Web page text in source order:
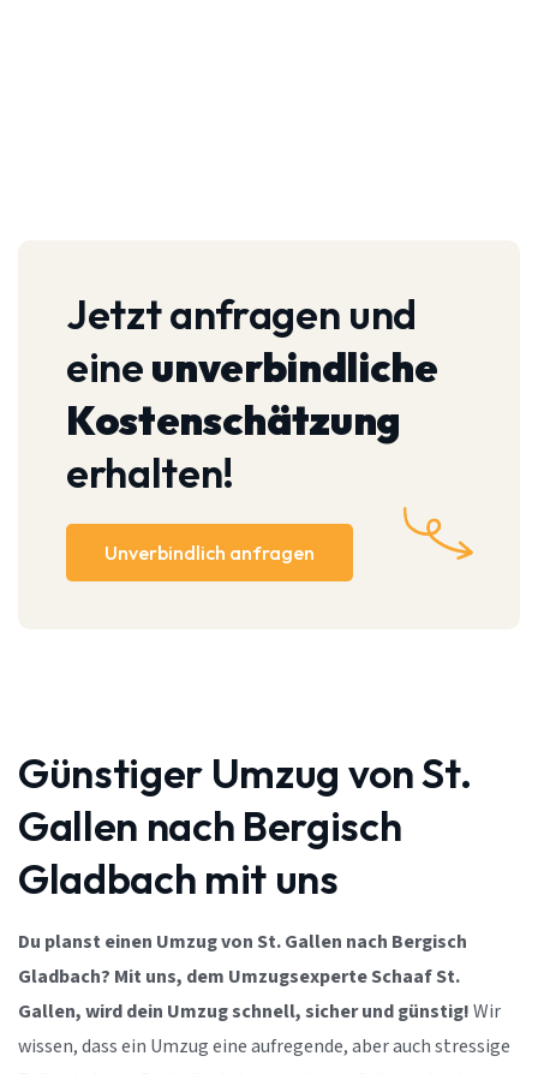
Jetzt anfragen und
eineunverbindliche
Kostenschätzung
erhalten!
Unverbindlich anfragen
Günstiger Umzug von St.
Gallen nach Bergisch
Gladbach mit uns
Du planst einen Umzug von St. Gallen nach Bergisch
Gladbach? Mit uns, dem Umzugsexperte Schaaf St.
Gallen, wird dein Umzug schnell, sicher und günstig!Wir
wissen, dass ein Umzug eine aufregende, aber auch stressige